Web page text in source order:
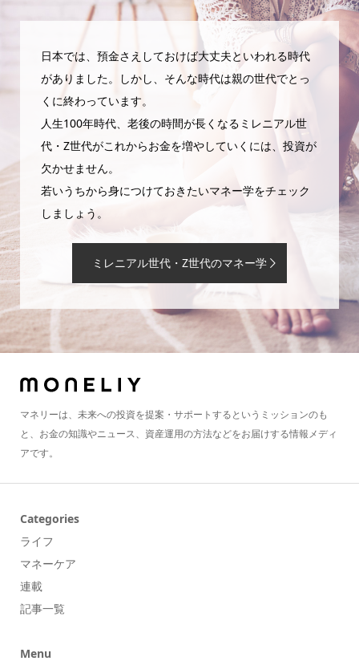
日本では、預金さえしておけば大丈夫といわれる時代
がありました。しかし、そんな時代は親の世代でとっ
くに終わっています。
人生100年時代、老後の時間が長くなるミレニアル世
代・Z世代がこれからお金を増やしていくには、投資が
欠かせません。
若いうちから身につけておきたいマネー学をチェック
しましょう。
ミレニアル世代・Z世代のマネー学
マネリーは、未来への投資を提案・サポートするというミッションのも
と、お金の知識やニュース、資産運用の方法などをお届けする情報メディ
アです。
Categories
ライフ
マネーケア
連載
記事一覧
Menu